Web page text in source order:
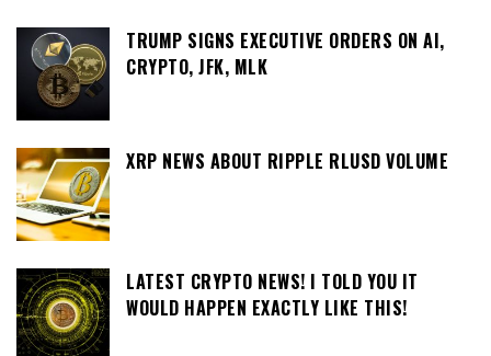
TRUMP SIGNS EXECUTIVE ORDERS ON AI,
CRYPTO, JFK, MLK
XRP NEWS ABOUT RIPPLE RLUSD VOLUME
LATEST CRYPTO NEWS! I TOLD YOU IT
WOULD HAPPEN EXACTLY LIKE THIS!